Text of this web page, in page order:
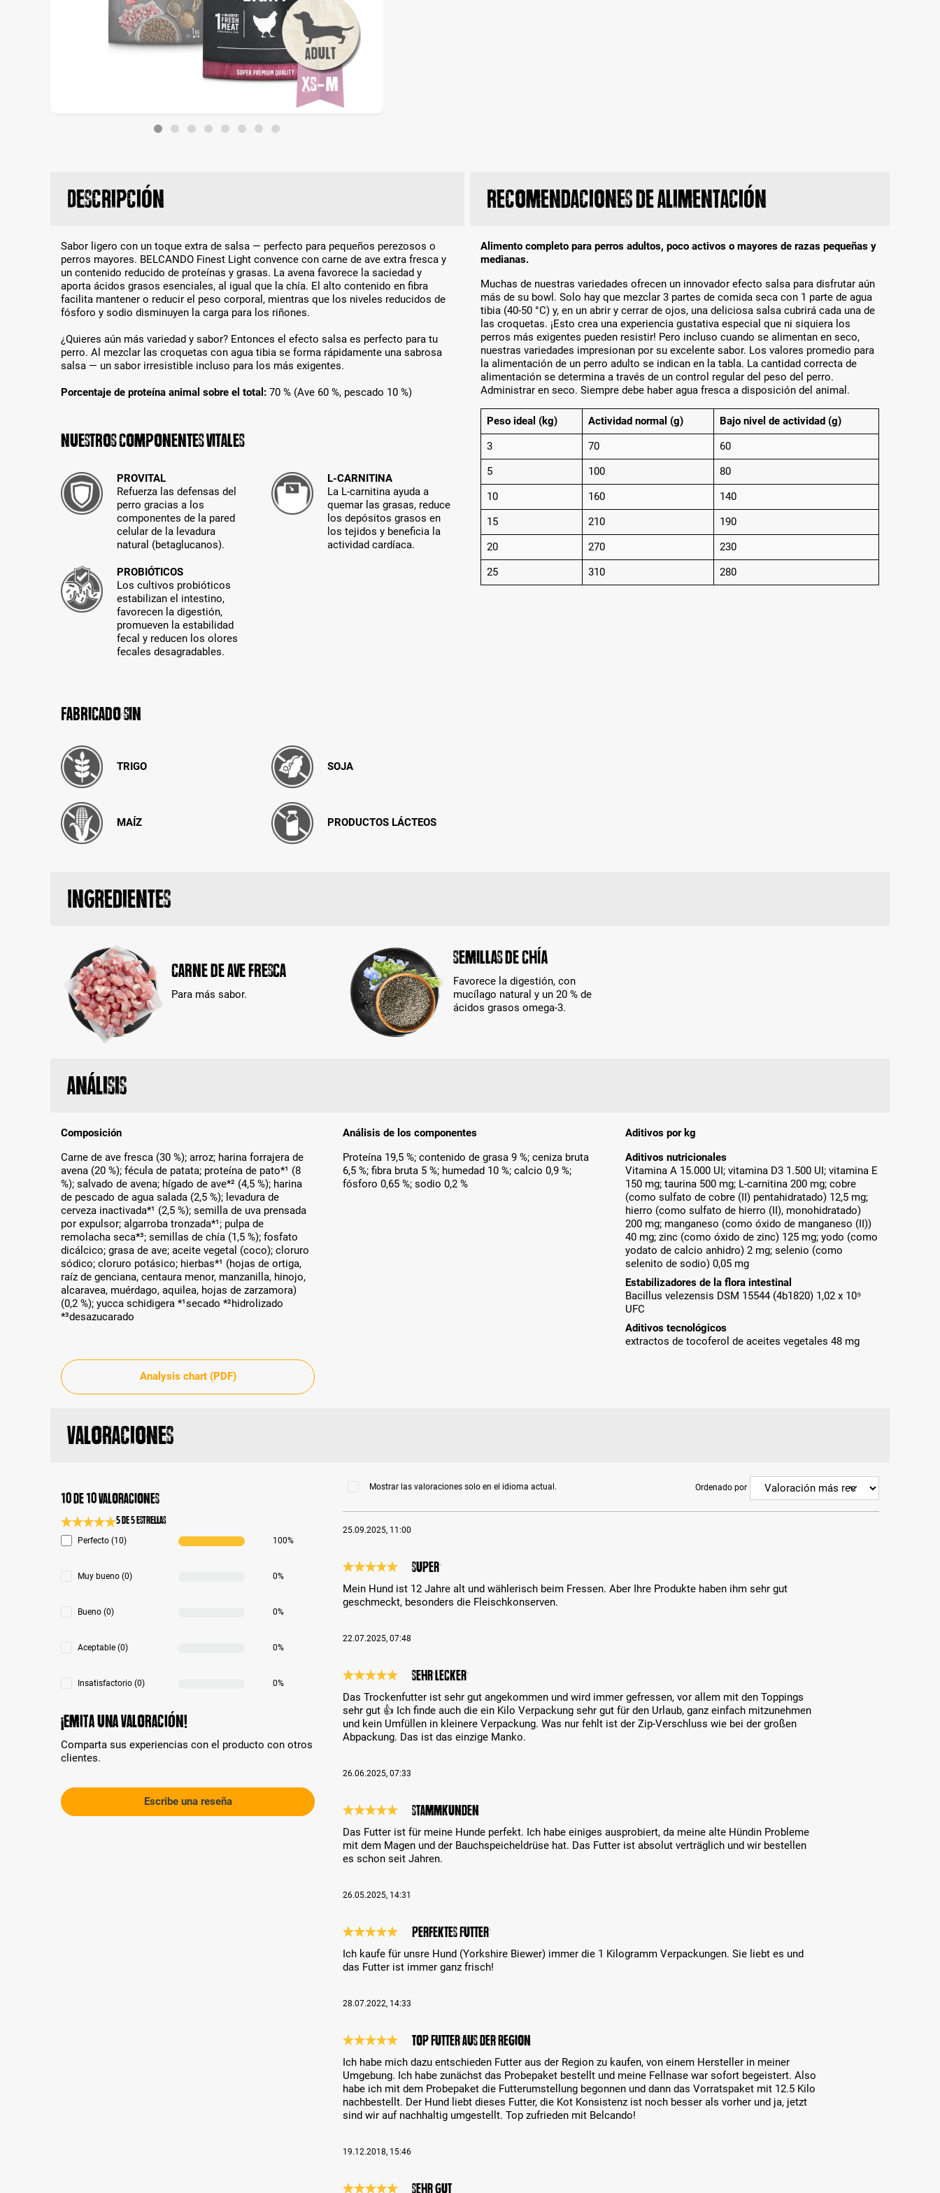
Descripción
Sabor ligero con un toque extra de salsa — perfecto para pequeños perezosos o
perros mayores. BELCANDO Finest Light convence con carne de ave extra fresca y
un contenido reducido de proteínas y grasas. La avena favorece la saciedad y
aporta ácidos grasos esenciales, al igual que la chía. El alto contenido en fibra
facilita mantener o reducir el peso corporal, mientras que los niveles reducidos de
fósforo y sodio disminuyen la carga para los riñones.
¿Quieres aún más variedad y sabor? Entonces el efecto salsa es perfecto para tu
perro. Al mezclar las croquetas con agua tibia se forma rápidamente una sabrosa
salsa — un sabor irresistible incluso para los más exigentes.
Porcentaje de proteína animal sobre el total: 70 % (Ave 60 %, pescado 10 %)
Nuestros componentes vitales
PROVITAL
Refuerza las defensas del
perro gracias a los
componentes de la pared
celular de la levadura
natural (betaglucanos).
L-CARNITINA
La L-carnitina ayuda a
quemar las grasas, reduce
los depósitos grasos en
los tejidos y beneficia la
actividad cardíaca.
PROBIÓTICOS
Los cultivos probióticos
estabilizan el intestino,
favorecen la digestión,
promueven la estabilidad
fecal y reducen los olores
fecales desagradables.
Fabricado sin
TRIGO SOJA
MAÍZ PRODUCTOS LÁCTEOS
Ingredientes
Carne de ave fresca
Para más sabor.
Semillas de chía
Favorece la digestión, con
mucílago natural y un 20 % de
ácidos grasos omega-3.
Recomendaciones de alimentación
Alimento completo para perros adultos, poco activos o mayores de razas pequeñas y
medianas.
Muchas de nuestras variedades ofrecen un innovador efecto salsa para disfrutar aún
más de su bowl. Solo hay que mezclar 3 partes de comida seca con 1 parte de agua
tibia (40-50 °C) y, en un abrir y cerrar de ojos, una deliciosa salsa cubrirá cada una de
las croquetas. ¡Esto crea una experiencia gustativa especial que ni siquiera los
perros más exigentes pueden resistir! Pero incluso cuando se alimentan en seco,
nuestras variedades impresionan por su excelente sabor. Los valores promedio para
la alimentación de un perro adulto se indican en la tabla. La cantidad correcta de
alimentación se determina a través de un control regular del peso del perro.
Administrar en seco. Siempre debe haber agua fresca a disposición del animal.
Peso ideal (kg) Actividad normal (g)
Bajo nivel de actividad (g)
3
70
60
5
100
80
10
160
140
15
210
190
20
270
230
25
310 280
Análisis
Composición
Carne de ave fresca (30 %); arroz; harina forrajera de
avena (20 %); fécula de patata; proteína de pato*¹ (8
%); salvado de avena; hígado de ave*² (4,5 %); harina
de pescado de agua salada (2,5 %); levadura de
cerveza inactivada*¹ (2,5 %); semilla de uva prensada
por expulsor; algarroba tronzada*¹; pulpa de
remolacha seca*³; semillas de chía (1,5 %); fosfato
dicálcico; grasa de ave; aceite vegetal (coco); cloruro
sódico; cloruro potásico; hierbas*¹ (hojas de ortiga,
raíz de genciana, centaura menor, manzanilla, hinojo,
alcaravea, muérdago, aquilea, hojas de zarzamora)
(0,2 %); yucca schidigera *¹secado *²hidrolizado
*³desazucarado
Análisis de los componentes
Proteína 19,5 %; contenido de grasa 9 %; ceniza bruta
6,5 %; fibra bruta 5 %; humedad 10 %; calcio 0,9 %;
fósforo 0,65 %; sodio 0,2 %
Aditivos por kg
Aditivos nutricionales
Vitamina A 15.000 UI; vitamina D3 1.500 UI; vitamina E
150 mg; taurina 500 mg; L-carnitina 200 mg; cobre
(como sulfato de cobre (II) pentahidratado) 12,5 mg;
hierro (como sulfato de hierro (II), monohidratado)
200 mg; manganeso (como óxido de manganeso (II))
40 mg; zinc (como óxido de zinc) 125 mg; yodo (como
yodato de calcio anhidro) 2 mg; selenio (como
selenito de sodio) 0,05 mg
Estabilizadores de la flora intestinal
Bacillus velezensis DSM 15544 (4b1820) 1,02 x 10⁹
UFC
Aditivos tecnológicos
extractos de tocoferol de aceites vegetales 48 mg
Analysis chart (PDF)
Valoraciones
10 de 10 valoraciones
Calificación promedio de 5 de 5 estrellas
5 de 5 Estrellas
Perfecto (10) 100%
Muy bueno (0) 0%
Bueno (0) 0%
Aceptable (0) 0%
Insatisfactorio (0) 0%
¡Emita una valoración!
Comparta sus experiencias con el producto con otros
clientes.
Escribe una reseña
Mostrar las valoraciones solo en el idioma actual. Ordenado por
25.09.2025, 11:00
Super
Mein Hund ist 12 Jahre alt und wählerisch beim Fressen. Aber Ihre Produkte haben ihm sehr gut
geschmeckt, besonders die Fleischkonserven.
22.07.2025, 07:48
Sehr lecker
Das Trockenfutter ist sehr gut angekommen und wird immer gefressen, vor allem mit den Toppings
sehr gut 👍 Ich finde auch die ein Kilo Verpackung sehr gut für den Urlaub, ganz einfach mitzunehmen
und kein Umfüllen in kleinere Verpackung. Was nur fehlt ist der Zip-Verschluss wie bei der großen
Abpackung. Das ist das einzige Manko.
26.06.2025, 07:33
Stammkunden
Das Futter ist für meine Hunde perfekt. Ich habe einiges ausprobiert, da meine alte Hündin Probleme
mit dem Magen und der Bauchspeicheldrüse hat. Das Futter ist absolut verträglich und wir bestellen
es schon seit Jahren.
26.05.2025, 14:31
Perfektes Futter
Ich kaufe für unsre Hund (Yorkshire Biewer) immer die 1 Kilogramm Verpackungen. Sie liebt es und
das Futter ist immer ganz frisch!
28.07.2022, 14:33
Top Futter aus der Region
Ich habe mich dazu entschieden Futter aus der Region zu kaufen, von einem Hersteller in meiner
Umgebung. Ich habe zunächst das Probepaket bestellt und meine Fellnase war sofort begeistert. Also
habe ich mit dem Probepaket die Futterumstellung begonnen und dann das Vorratspaket mit 12.5 Kilo
nachbestellt. Der Hund liebt dieses Futter, die Kot Konsistenz ist noch besser als vorher und ja, jetzt
sind wir auf nachhaltig umgestellt. Top zufrieden mit Belcando!
19.12.2018, 15:46
sehr gut